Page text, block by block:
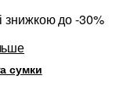
знижкою до -30%
сумки